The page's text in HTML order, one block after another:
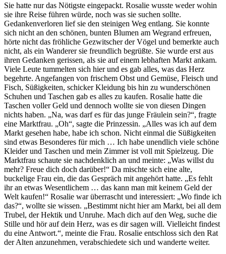
Sie hatte nur das Nötigste eingepackt. Rosalie wusste weder wohin
sie ihre Reise führen würde, noch was sie suchen sollte.
Gedankenverloren lief sie den steinigen Weg entlang. Sie konnte
sich nicht an den schönen, bunten Blumen am Wegrand erfreuen,
hörte nicht das fröhliche Gezwitscher der Vögel und bemerkte auch
nicht, als ein Wanderer sie freundlich begrüßte. Sie wurde erst aus
ihren Gedanken gerissen, als sie auf einem lebhaften Markt ankam.
Viele Leute tummelten sich hier und es gab alles, was das Herz
begehrte. Angefangen von frischem Obst und Gemüse, Fleisch und
Fisch, Süßigkeiten, schicker Kleidung bis hin zu wunderschönen
Schuhen und Taschen gab es alles zu kaufen. Rosalie hatte die
Taschen voller Geld und dennoch wollte sie von diesen Dingen
nichts haben. „Na, was darf es für das junge Fräulein sein?“, fragte
eine Marktfrau. „Oh“, sagte die Prinzessin. „Alles was ich auf dem
Markt gesehen habe, habe ich schon. Nicht einmal die Süßigkeiten
sind etwas Besonderes für mich … Ich habe unendlich viele schöne
Kleider und Taschen und mein Zimmer ist voll mit Spielzeug. Die
Marktfrau schaute sie nachdenklich an und meinte: „Was willst du
mehr? Freue dich doch darüber!“ Da mischte sich eine alte,
buckelige Frau ein, die das Gespräch mit angehört hatte. „Es fehlt
ihr an etwas Wesentlichem … das kann man mit keinem Geld der
Welt kaufen!“ Rosalie war überrascht und interessiert: „Wo finde ich
das?“, wollte sie wissen. „Bestimmt nicht hier am Markt, bei all dem
Trubel, der Hektik und Unruhe. Mach dich auf den Weg, suche die
Stille und hör auf dein Herz, was es dir sagen will. Vielleicht findest
du eine Antwort.“, meinte die Frau. Rosalie entschloss sich den Rat
der Alten anzunehmen, verabschiedete sich und wanderte weiter.